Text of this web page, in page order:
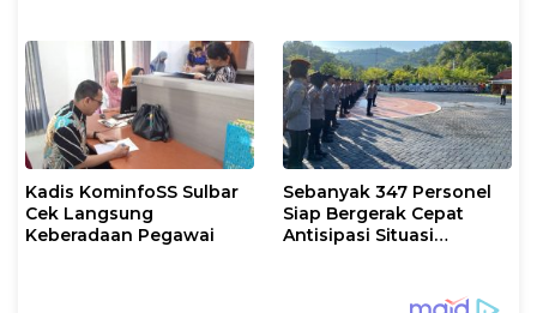
Kadis KominfoSS Sulbar
Cek Langsung
Keberadaan Pegawai
Sebanyak 347 Personel
Siap Bergerak Cepat
Antisipasi Situasi